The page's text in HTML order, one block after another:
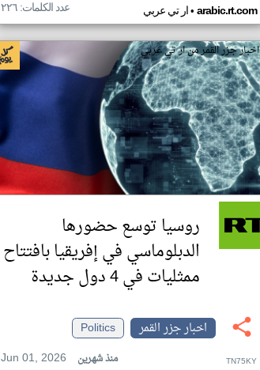
ار تي عربي• arabic.rt.com عدد الكلمات: ٢٢٦
اخبار جزر القمر من ار تي عربي
روسيا توسع حضورها
الدبلوماسي في إفريقيا بافتتاح
ممثليات في 4 دول جديدة
اخبار جزر القمر
Politics
Jun 01, 2026
منذ شهرين TN75KY